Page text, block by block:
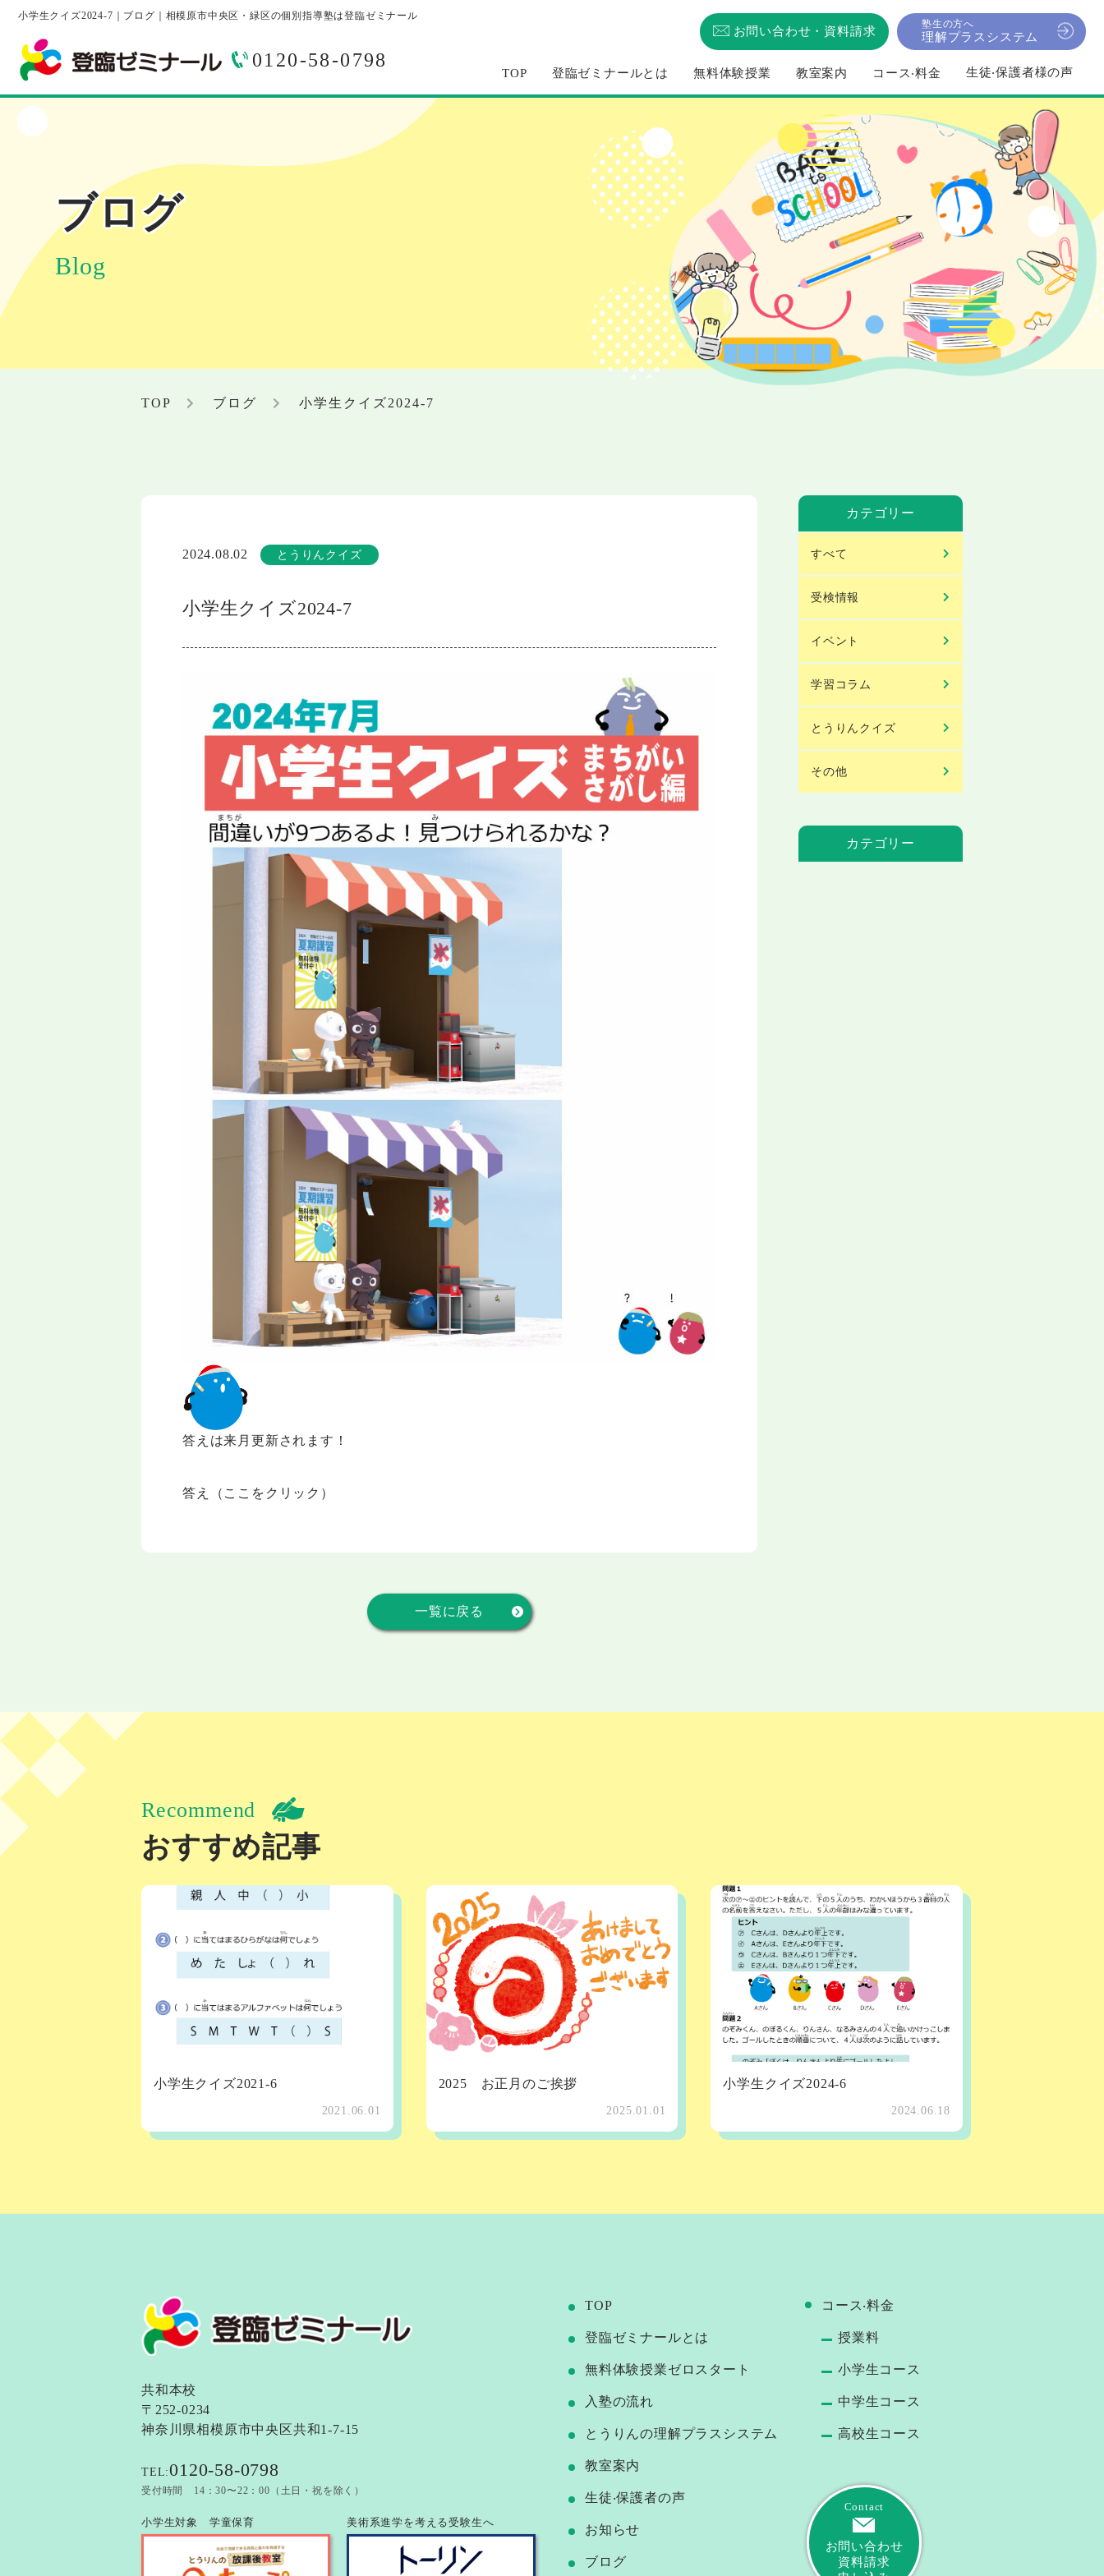
小学生クイズ2024-7｜ブログ｜相模原市中央区・緑区の個別指導塾は登臨ゼミナール
0120-58-0798
お問い合わせ ・ 資料請求
塾生の方へ
理解プラスシステム
TOP 登臨ゼミナールとは 無料体験授業 教室案内 コース‧料⾦ ⽣徒‧保護者様の声
ブログ
Blog
TOP ブログ 小学生クイズ2024-7
2024.08.02 とうりんクイズ
小学生クイズ2024-7
答えは来月更新されます！
答え（ここをクリック）
一覧に戻る
カテゴリー
すべて
受検情報
イベント
学習コラム
とうりんクイズ
その他
カテゴリー
Recommend
おすすめ記事
小学生クイズ2021-6
2021.06.01
2025 お正月のご挨拶
2025.01.01
小学生クイズ2024-6
2024.06.18
共和本校
〒252-0234
神奈川県相模原市中央区共和1-7-15
TEL:0120-58-0798
受付時間 14：30〜22：00（土日・祝を除く）
小学生対象 学童保育 美術系進学を考える受験生へ
TOP
登臨ゼミナールとは
無料体験授業ゼロスタート
⼊塾の流れ
とうりんの理解プラスシステム
教室案内
⽣徒‧保護者の声
お知らせ
ブログ
コース‧料⾦
授業料
小学生コース
中学生コース
高校生コース
Contact
お問い合わせ
資料請求